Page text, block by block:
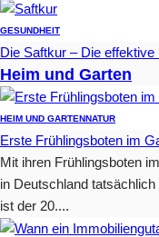
GESUNDHEIT
Die Saftkur – Die
Heim und Garten
HEIM UND GARTEN NATUR
Erste Frühlingsboten im
Mit ihren Frühlingsboten
in Deutschland
ist der 20....